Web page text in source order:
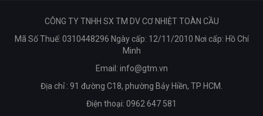
CÔNG TY TNHH SX TM DV CƠ NHIỆT TOÀN CẦU
Mã Số Thuế: 0310448296 Ngày cấp: 12/11/2010 Nơi cấp: Hồ Chí
Minh
Email: info@gtm.vn
Địa chỉ : 91 đường C18, phường Bảy Hiền, TP HCM.
Điện thoại: 0962 647 581